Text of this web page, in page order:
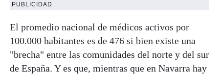
PUBLICIDAD
El promedio nacional de médicos activos por
100.000 habitantes es de 476 si bien existe una
"brecha" entre las comunidades del norte y del sur
de España. Y es que, mientras que en Navarra hay